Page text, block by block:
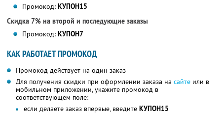
Промокод: КУПОН15
Скидка 7% на второй и последующие заказы
Промокод: КУПОН7
КАК РАБОТАЕТ ПРОМОКОД
Промокод действует на один заказ
Для получения скидки при оформлении заказа на сайте или в
мобильном приложении, укажите промокод в
соответствующем поле:
если делаете заказ впервые, введите КУПОН15